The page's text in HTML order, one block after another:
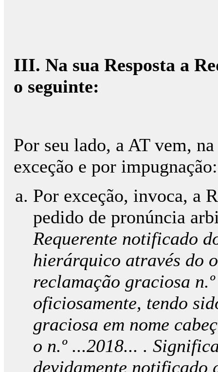
III. Na sua Resposta a
o seguinte:
Por seu lado, a AT vem,
exceção e por
Por exceção, invoca, a
pedido de pronúncia
Requerente notificado
hierárquico através do
reclamação graciosa
oficiosamente, tendo
graciosa em nome
o n.º ...2018... .
devidamente notificado